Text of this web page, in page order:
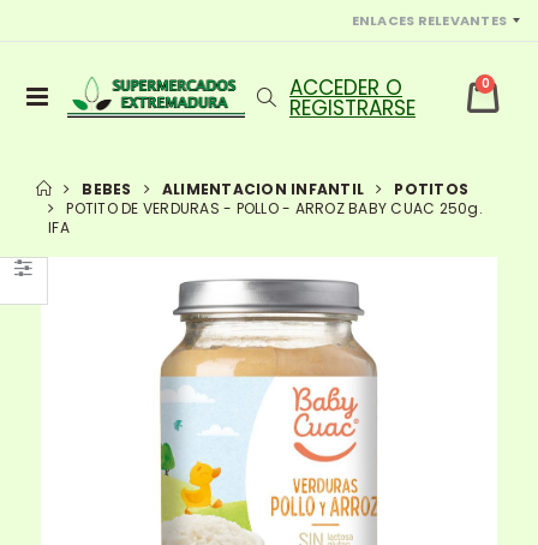
ENLACES RELEVANTES
0
BEBES ALIMENTACION INFANTIL
POTITOS
POTITO DE VERDURAS - POLLO - ARROZ BABY CUAC 250g.
IFA